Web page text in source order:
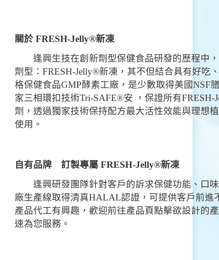
關於 FRESH-Jelly®新凍
逢興生技在創新劑型保健食品研發的歷程中，
劑型：FRESH-Jelly®新凍，其不但結合具有好吃
格保健食品GMP酵素工廠，是少數取得美國NSF
家三相環扣技術Tri-SAFE®安 ，保證所有
劑，透過獨家技術保持配方最大活性效能與理想
使用。
自有品牌 訂製專屬 FRESH-Jelly®新凍
逢興研發團隊針對客戶的訴求保健功能、口味
廠生產線取得清真HALAL認證，可提供客戶前
產品代工有興趣，歡迎前往產品頁點擊欲設計的
速為您服務。